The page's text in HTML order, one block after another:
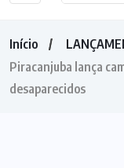
Início
Piracanjuba lança
desaparecidos